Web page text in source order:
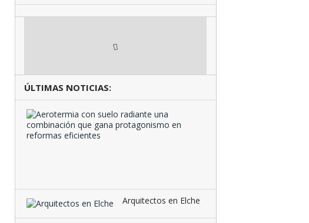
ÚLTIMAS NOTICIAS:
Arquitectos en Elche